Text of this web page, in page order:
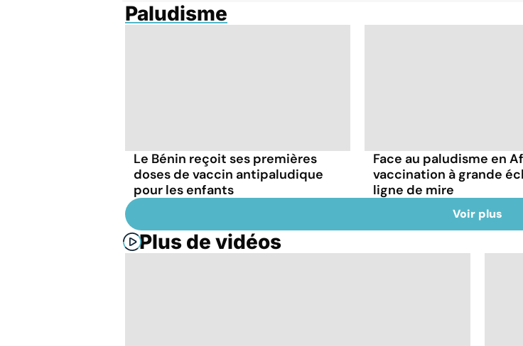
Paludisme
Le Bénin reçoit ses premières
doses de vaccin antipaludique
pour les enfants
Face au paludisme en
vaccination à grande
ligne de mire
Voir plus
Plus de vidéos